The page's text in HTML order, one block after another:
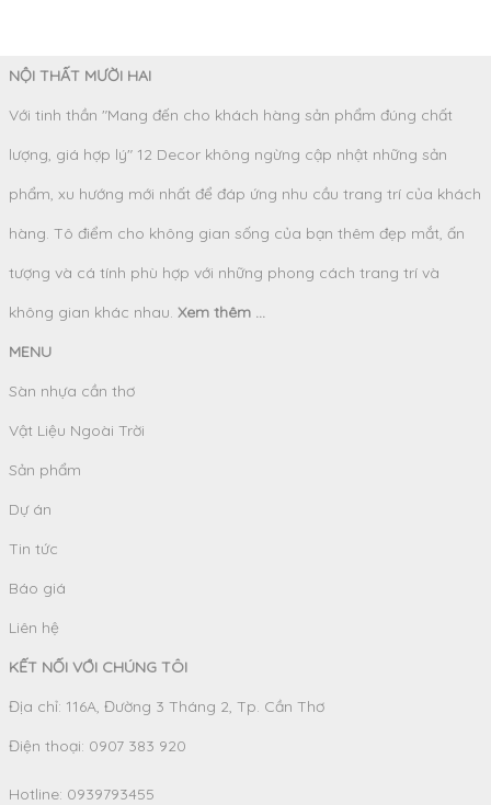
NỘI THẤT MƯỜI HAI
Với tinh thần "Mang đến cho khách hàng sản phẩm đúng chất
lượng, giá hợp lý" 12 Decor không ngừng cập nhật những sản
phẩm, xu hướng mới nhất để đáp ứng nhu cầu trang trí của khách
hàng. Tô điểm cho không gian sống của bạn thêm đẹp mắt, ấn
tượng và cá tính phù hợp với những phong cách trang trí và
không gian khác nhau. Xem thêm ...
MENU
Sàn nhựa cần thơ
Vật Liệu Ngoài Trời
Sản phẩm
Dự án
Tin tức
Báo giá
Liên hệ
KẾT NỐI VỚI CHÚNG TÔI
Địa chỉ: 116A, Đường 3 Tháng 2, Tp. Cần Thơ
Điện thoại: 0907 383 920
Hotline: 0939793455